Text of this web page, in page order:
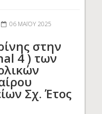
06 ΜΑΪ́ΟΥ 2025
στην
4 ) των
Σχ. Έτος